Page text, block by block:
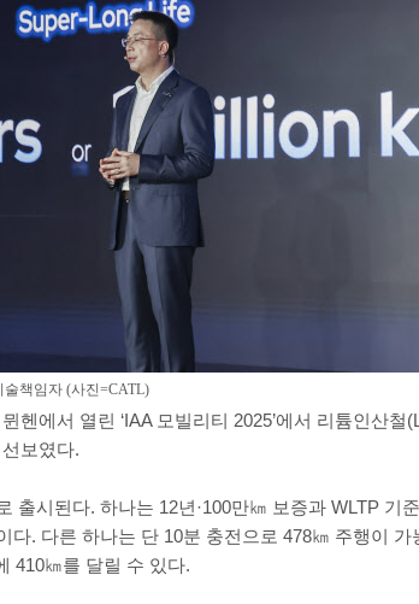
책임자 (사진=CATL)
헨에서 열린 ‘IAA 모빌리티 2025’에서 리튬인산철
선보였다.
출시된다. 하나는 12년·100만㎞ 보증과 WLTP 기
다. 다른 하나는 단 10분 충전으로 478㎞ 주행이 가
410㎞를 달릴 수 있다.